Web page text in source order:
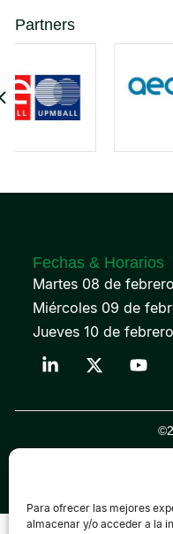
Para ofrecer las mejores
almacenar y/o acceder a la
Partners
Fechas & Horarios
Martes 08 de
Miércoles 09 de
Jueves 10 de